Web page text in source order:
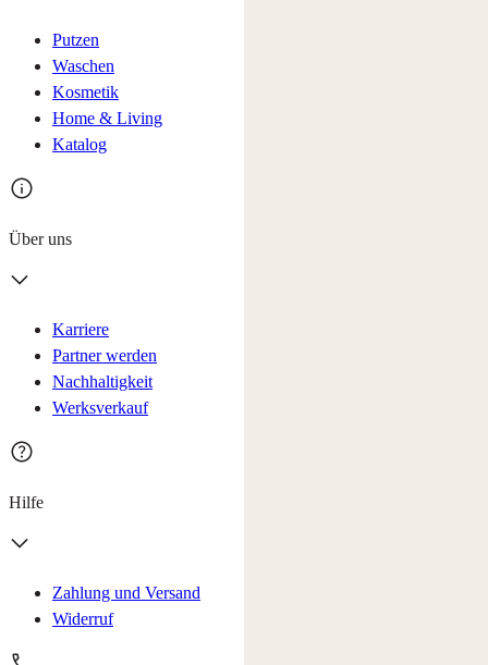
Putzen
Waschen
Kosmetik
Home & Living
Katalog
Über uns
Karriere
Partner werden
Nachhaltigkeit
Werksverkauf
Hilfe
Zahlung und Versand
Widerruf